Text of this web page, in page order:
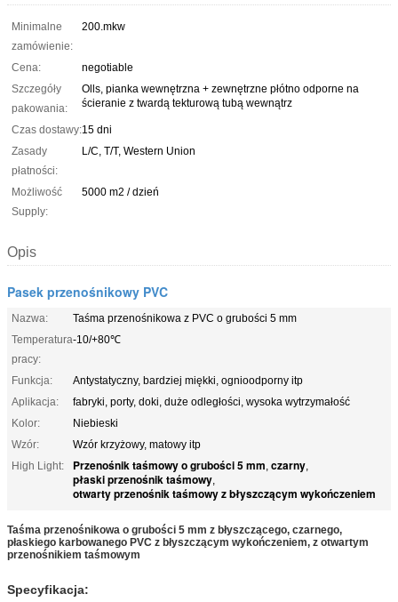
Minimalne
zamówienie:
200.mkw
Cena:
negotiable
Szczegóły
pakowania:
Olls, pianka wewnętrzna + zewnętrzne płótno odporne na
ścieranie z twardą tekturową tubą wewnątrz
Czas dostawy:15 dni
Zasady
płatności:
L/C, T/T, Western Union
Możliwość
Supply:
5000 m2 / dzień
Opis
Pasek przenośnikowy PVC
Nazwa:
Taśma przenośnikowa z PVC o grubości 5 mm
Temperatura
pracy:
-10/+80℃
Funkcja:
Antystatyczny, bardziej miękki, ognioodporny itp
Aplikacja:
fabryki, porty, doki, duże odległości, wysoka wytrzymałość
Kolor:
Niebieski
Wzór:
Wzór krzyżowy, matowy itp
High Light:
Przenośnik taśmowy o grubości 5 mm, czarny,
płaski przenośnik taśmowy,
otwarty przenośnik taśmowy z błyszczącym wykończeniem
Taśma przenośnikowa o grubości 5 mm z błyszczącego, czarnego,
płaskiego karbowanego PVC z błyszczącym wykończeniem, z otwartym
przenośnikiem taśmowym
Specyfikacja: